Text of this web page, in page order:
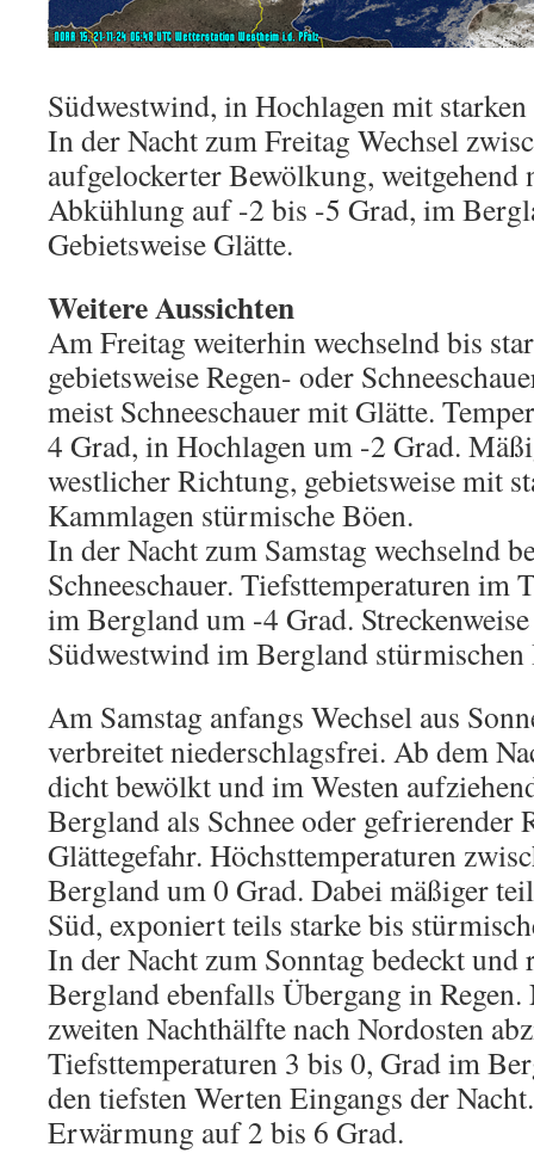
Südwestwind, in Hochlagen mit
In der Nacht zum Freitag Wechsel
aufgelockerter Bewölkung, weitgehend
Abkühlung auf -2 bis -5 Grad, im
Gebietsweise Glätte.
Weitere Aussichten
Am Freitag weiterhin wechselnd bis
gebietsweise Regen- oder
meist Schneeschauer mit Glätte.
4 Grad, in Hochlagen um -2 Grad.
westlicher Richtung, gebietsweise mit
Kammlagen stürmische Böen.
In der Nacht zum Samstag wechselnd
Schneeschauer. Tiefsttemperaturen im
im Bergland um -4 Grad.
Südwestwind im Bergland stürmischen
Am Samstag anfangs Wechsel aus
verbreitet niederschlagsfrei. Ab dem
dicht bewölkt und im Westen
Bergland als Schnee oder gefrierender
Glättegefahr. Höchsttemperaturen
Bergland um 0 Grad. Dabei mäßiger
Süd, exponiert teils starke bis
In der Nacht zum Sonntag bedeckt und
Bergland ebenfalls Übergang in
zweiten Nachthälfte nach Nordosten
Tiefsttemperaturen 3 bis 0, Grad im
den tiefsten Werten Eingangs der
Erwärmung auf 2 bis 6 Grad.